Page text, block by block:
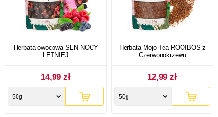
Herbata owocowa SEN NOCY
LETNIEJ
14,99 zł
50g
Herbata Mojo Tea ROOIBOS z
Czerwonokrzewu
12,99 zł
50g